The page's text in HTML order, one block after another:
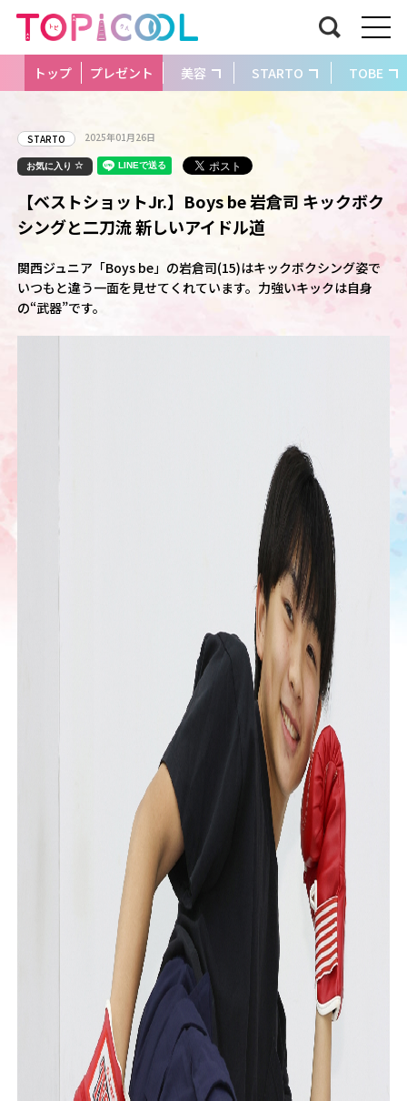
トップ プレゼント 美容 STARTO TOBE
STARTO 2025年01月26日
お気に入り
【ベストショットJr.】Boys be 岩倉司 キックボク
シングと二刀流 新しいアイドル道
関西ジュニア「Boys be」の岩倉司(15)はキックボクシング姿で
いつもと違う一面を見せてくれています。力強いキックは自身
の“武器”です。